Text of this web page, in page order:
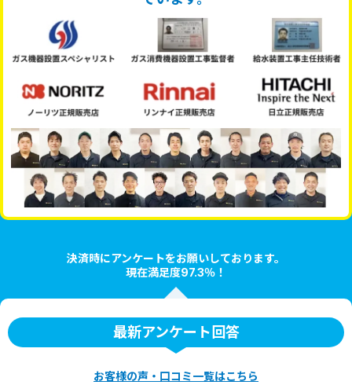
決済時にアンケートをお願いしております。
現在満足度97.3％！
最新アンケート回答
お客様の声・口コミ一覧はこちら